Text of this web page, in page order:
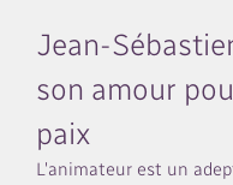
Jean-
son amour
paix
L'animateur est un